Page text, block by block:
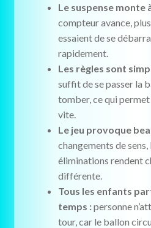
Le suspense monte
compteur avance,
essaient de se
rapidement.
Les règles sont
suffit de se passer la
tomber, ce qui
vite.
Le jeu provoque
changements de
éliminations rendent
différente.
Tous les enfants
temps :personne
tour, car le ballon